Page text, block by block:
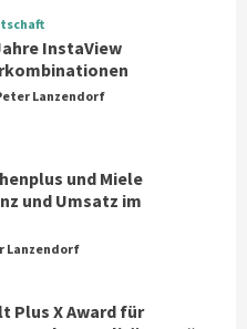
InstaView
und Miele
und Umsatz im
X Award für
Markenqualität 2026“
InstaView
Lanzendorf
und Miele
und Umsatz im
Lanzendorf
Plus X Award für